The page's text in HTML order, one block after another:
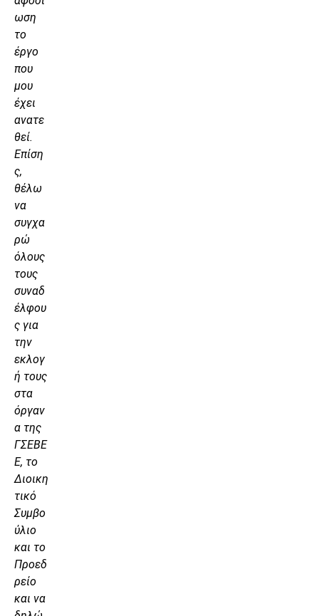
ωση
το
έργο
που
μου
έχει
ανατε
θεί.
Επίση
ς,
θέλω
να
συγχα
ρώ
όλους
τους
συναδ
έλφου
ς για
την
εκλογ
ή τους
στα
όργαν
α της
ΓΣΕΒΕ
Ε, το
Διοικη
τικό
Συμβο
ύλιο
και το
Προεδ
ρείο
και να